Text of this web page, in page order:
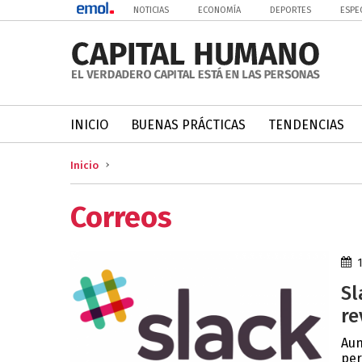
NOTICIAS ECONOMÍA DEPORTES
INICIO BUENAS PRÁCTICAS TENDENCIAS
Inicio
Correos